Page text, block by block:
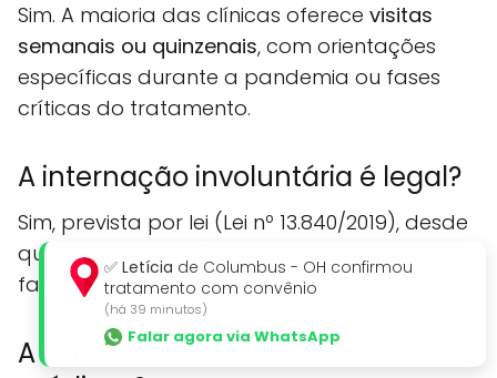
Sim. A maioria das clínicas oferece visitas
semanais ou quinzenais, com orientações
específicas durante a pandemia ou fases
críticas do tratamento.
A internação involuntária é legal?
Sim, prevista por lei (Lei nº 13.840/2019), desde
que haja laudo médico e solicitação por
familiar ou responsável legal.
A clínica aceita convênios
✅ Letícia de Columbus - OH confirmou
tratamento com convênio
(há 39 minutos)
Falar agora via WhatsApp